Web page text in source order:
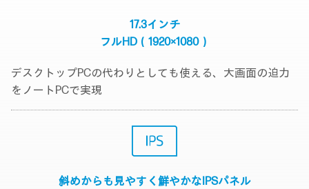
17.3インチ
フルHD（1920×1080）
デスクトップPCの代わりとしても使える、大画面の迫力
をノートPCで実現
斜めからも見やすく鮮やかなIPSパネル